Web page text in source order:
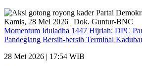
Momentum Iduladha 1447 Hijriah: DPC
Pandeglang Bersih-bersih Terminal
28 Mei 2026 | 17:54 WIB